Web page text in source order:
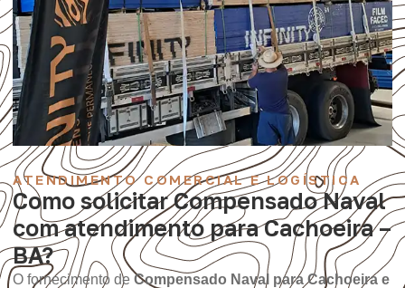
ATENDIMENTO COMERCIAL E LOGÍSTICA
Como solicitar Compensado Naval
com atendimento para Cachoeira –
BA?
O fornecimento de Compensado Naval para Cachoeira e